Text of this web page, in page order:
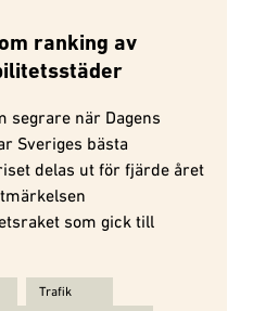
ranking av
segrare när Dagens
Sveriges bästa
delas ut för fjärde året
som gick till
ranking av Sveriges bästa
Trafik